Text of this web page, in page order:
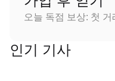
오늘 독점 보상: 첫
인기 기사